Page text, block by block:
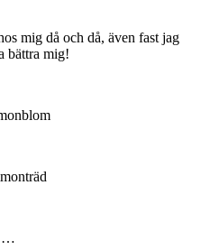
mig då och då, även fast jag
bättra mig!
…